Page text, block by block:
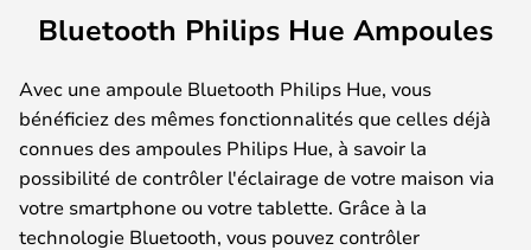
Bluetooth Philips Hue Ampoules
Avec une ampoule Bluetooth Philips Hue, vous
bénéficiez des mêmes fonctionnalités que celles déjà
connues des ampoules Philips Hue, à savoir la
possibilité de contrôler l'éclairage de votre maison via
votre smartphone ou votre tablette. Grâce à la
technologie Bluetooth, vous pouvez contrôler